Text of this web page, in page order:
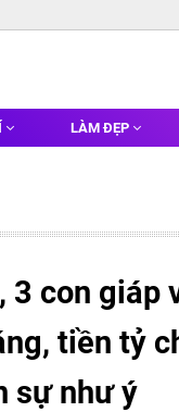
LÀM ĐẸP
con giáp
tiền tỷ
sự như ý